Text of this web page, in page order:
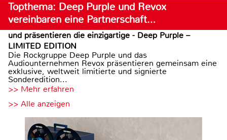
Topthema: Deep Purple und Revox
vereinbaren eine Partnerschaft…
und präsentieren die einzigartige - Deep Purple –
LIMITED EDITION
Die Rockgruppe Deep Purple und das
Audiounternehmen Revox präsentieren gemeinsam eine
exklusive, weltweit limitierte und signierte
Sonderedition...
>> Mehr erfahren
>> Alle anzeigen